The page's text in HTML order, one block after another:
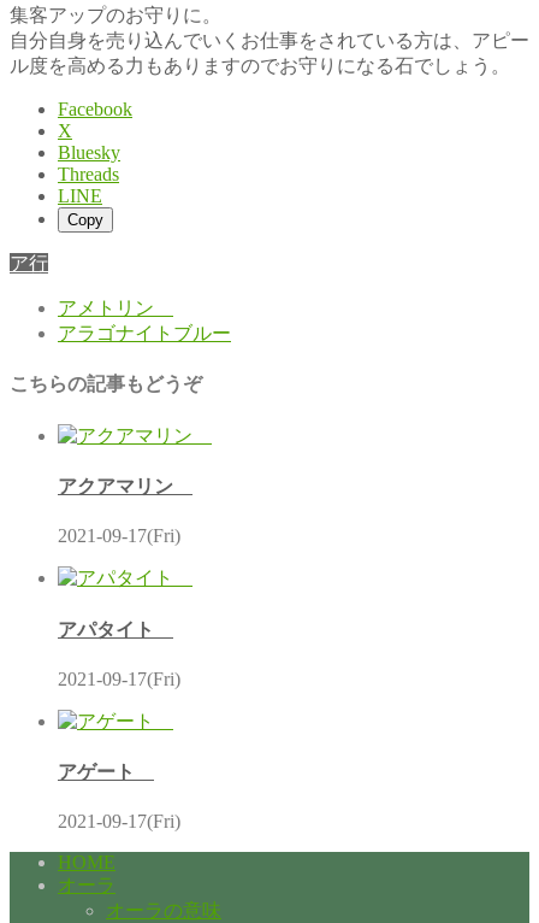
集客アップのお守りに。
自分自身を売り込んでいくお仕事をされている方は、アピー
ル度を高める力もありますのでお守りになる石でしょう。
Facebook
X
Bluesky
Threads
LINE
Copy
ア行
アメトリン
アラゴナイトブルー
こちらの記事もどうぞ
アクアマリン
2021-09-17(Fri)
アパタイト
2021-09-17(Fri)
アゲート
2021-09-17(Fri)
HOME
オーラ
オーラの意味